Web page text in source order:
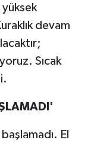
yüksek
devam
Sıcak
El